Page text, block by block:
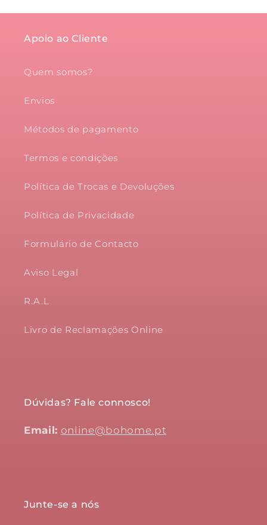
Apoio ao Cliente
Quem somos?
Envios
Métodos de pagamento
Termos e condições
Política de Trocas e Devoluções
Política de Privacidade
Formulário de Contacto
Aviso Legal
R.A.L
Livro de Reclamações Online
Dúvidas? Fale connosco!
Email: online@bohome.pt
Junte-se a nós